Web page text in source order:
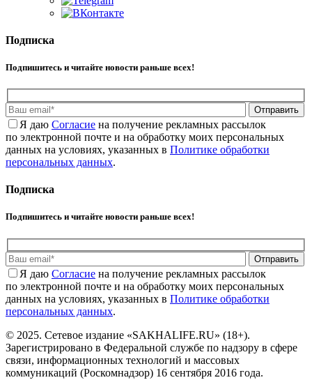
Подписка
Подпишитесь и читайте новости раньше всех!
Отправить
Я даю Cогласие на получение рекламных рассылок
по электронной почте и на обработку моих персональных
данных на условиях, указанных в Политике обработки
персональных данных.
Подписка
Подпишитесь и читайте новости раньше всех!
Отправить
Я даю Cогласие на получение рекламных рассылок
по электронной почте и на обработку моих персональных
данных на условиях, указанных в Политике обработки
персональных данных.
© 2025. Сетевое издание «SAKHALIFE.RU» (18+).
Зарегистрировано в Федеральной службе по надзору в сфере
связи, информационных технологий и массовых
коммуникаций (Роскомнадзор) 16 сентября 2016 года.